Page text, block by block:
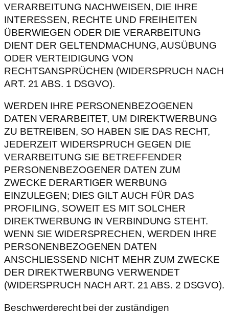
VERARBEITUNG NACHWEISEN, DIE IHRE
INTERESSEN, RECHTE UND FREIHEITEN
ÜBERWIEGEN ODER DIE VERARBEITUNG
DIENT DER GELTENDMACHUNG, AUSÜBUNG
ODER VERTEIDIGUNG VON
RECHTSANSPRÜCHEN (WIDERSPRUCH NACH
ART. 21 ABS. 1 DSGVO).
WERDEN IHRE PERSONENBEZOGENEN
DATEN VERARBEITET, UM DIREKTWERBUNG
ZU BETREIBEN, SO HABEN SIE DAS RECHT,
JEDERZEIT WIDERSPRUCH GEGEN DIE
VERARBEITUNG SIE BETREFFENDER
PERSONENBEZOGENER DATEN ZUM
ZWECKE DERARTIGER WERBUNG
EINZULEGEN; DIES GILT AUCH FÜR DAS
PROFILING, SOWEIT ES MIT SOLCHER
DIREKTWERBUNG IN VERBINDUNG STEHT.
WENN SIE WIDERSPRECHEN, WERDEN IHRE
PERSONENBEZOGENEN DATEN
ANSCHLIESSEND NICHT MEHR ZUM ZWECKE
DER DIREKTWERBUNG VERWENDET
(WIDERSPRUCH NACH ART. 21 ABS. 2 DSGVO).
Beschwerderecht bei der zuständigen